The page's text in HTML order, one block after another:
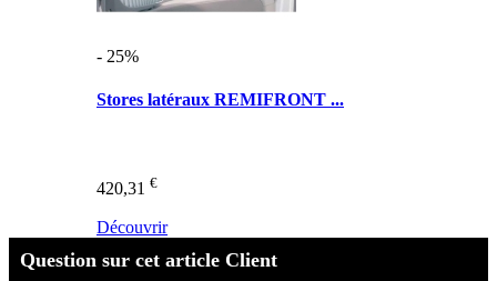
- 25%
Stores latéraux REMIFRONT ...
420,31 €
Découvrir
Question sur cet article Client